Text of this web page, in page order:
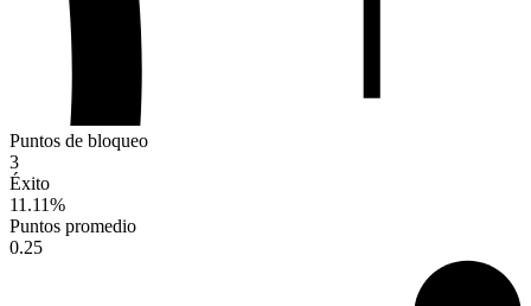
Puntos de bloqueo
3
Éxito
11.11%
Puntos promedio
0.25